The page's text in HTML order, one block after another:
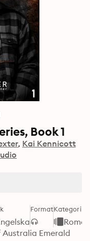
Book 1
Kai Kennicott
FormatKategori
Emerald